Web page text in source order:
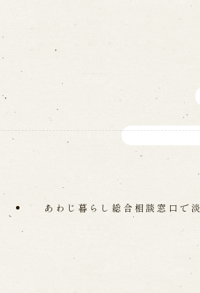
関連施設
道の駅うずしお
うずの丘大鳴門橋記念館
あわじ暮らし総合相談窓口で